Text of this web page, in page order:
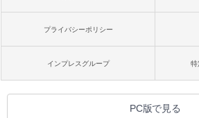
プライバシーポリシー
インプレスグループ 特
PC版で見る